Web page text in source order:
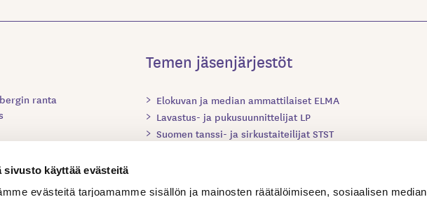
sivusto käyttää evästeitä
evästeitä tarjoamamme sisällön ja mainosten räätälöimiseen, sosiaalisen median
ranta
Temen jäsenjärjestöt
Elokuvan ja median ammattilaiset ELMA
Lavastus- ja pukusuunnittelijat LP
Suomen tanssi- ja sirkustaiteilijat STST